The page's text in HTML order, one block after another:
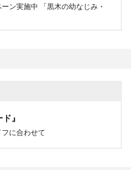
ン実施中 「黒木の幼なじみ・
』
に合わせて